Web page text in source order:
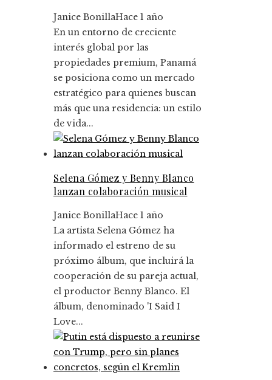
Janice BonillaHace 1 año
En un entorno de creciente
interés global por las
propiedades premium, Panamá
se posiciona como un mercado
estratégico para quienes buscan
más que una residencia: un estilo
de vida...
Selena Gómez y Benny Blanco
lanzan colaboración musical
Janice BonillaHace 1 año
La artista Selena Gómez ha
informado el estreno de su
próximo álbum, que incluirá la
cooperación de su pareja actual,
el productor Benny Blanco. El
álbum, denominado 'I Said I
Love...